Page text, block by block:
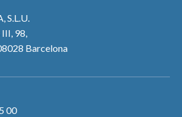
S.L.U.
98,
Barcelona
00